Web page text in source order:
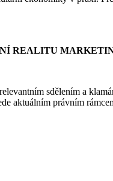
REALITU
sdělením a
aktuálním právním